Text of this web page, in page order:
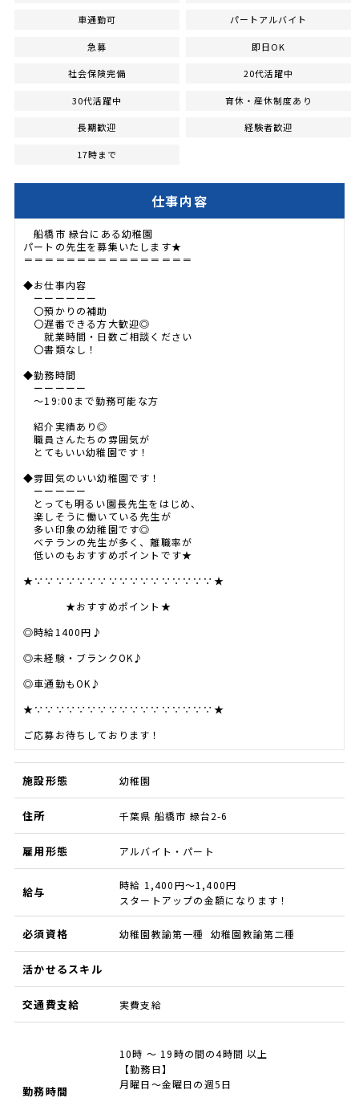
車通勤可 パートアルバイト
急募 即日OK
社会保険完備 20代活躍中
30代活躍中 育休・産休制度あり
長期歓迎 経験者歓迎
17時まで
仕事内容
船橋市 緑台にある幼稚園
パートの先生を募集いたします★
＝＝＝＝＝＝＝＝＝＝＝＝＝＝＝＝
◆お仕事内容
ーーーーーー
〇預かりの補助
〇遅番できる方大歓迎◎
就業時間・日数ご相談ください
〇書類なし！
◆勤務時間
ーーーーー
～19:00まで勤務可能な方
紹介実績あり◎
職員さんたちの雰囲気が
とてもいい幼稚園です！
◆雰囲気のいい幼稚園です！
ーーーーー
とっても明るい園長先生をはじめ、
楽しそうに働いている先生が
多い印象の幼稚園です◎
ベテランの先生が多く、離職率が
低いのもおすすめポイントです★
★∵∵∵∵∵∵∵∵∵∵∵∵∵∵∵∵∵★
★おすすめポイント★
◎時給1400円♪
◎未経験・ブランクOK♪
◎車通勤もOK♪
★∵∵∵∵∵∵∵∵∵∵∵∵∵∵∵∵∵★
ご応募お待ちしております！
施設形態 幼稚園
住所 千葉県 船橋市 緑台2-6
雇用形態 アルバイト・パート
給与
時給 1,400円～1,400円
スタートアップの金額になります！
必須資格 幼稚園教諭第一種 幼稚園教諭第二種
活かせるスキル
交通費支給 実費支給
勤務時間
10時 ～ 19時の間の4時間 以上
【勤務日】
月曜日～金曜日の週5日